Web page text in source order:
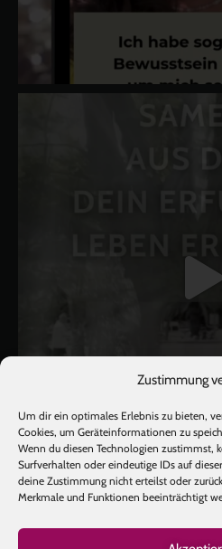
Zustimmung
Um dir ein optimales Erlebnis zu bieten,
Cookies, um Geräteinformationen zu
Wenn du diesen Technologien zustimmst,
Surfverhalten oder eindeutige IDs auf
deine Zustimmung nicht erteilst oder
Merkmale und Funktionen beeinträchtigt
Mehr laden